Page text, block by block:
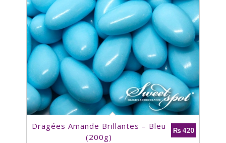
Dragées Amande Brillantes – Bleu
(200g)
₨420